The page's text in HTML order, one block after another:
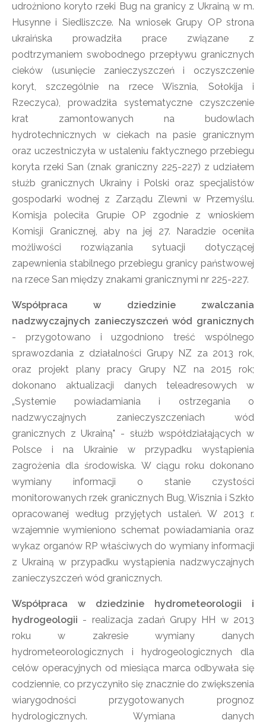
udrożniono koryto rzeki Bug na granicy z Ukrainą w m.
Husynne i Siedliszcze. Na wniosek Grupy OP strona
ukraińska prowadziła prace związane z
podtrzymaniem swobodnego przepływu granicznych
cieków (usunięcie zanieczyszczeń i oczyszczenie
koryt, szczególnie na rzece Wisznia, Sołokija i
Rzeczyca), prowadziła systematyczne czyszczenie
krat zamontowanych na budowlach
hydrotechnicznych w ciekach na pasie granicznym
oraz uczestniczyła w ustaleniu faktycznego przebiegu
koryta rzeki San (znak graniczny 225-227) z udziałem
służb granicznych Ukrainy i Polski oraz specjalistów
gospodarki wodnej z Zarządu Zlewni w Przemyślu.
Komisja poleciła Grupie OP zgodnie z wnioskiem
Komisji Granicznej, aby na jej 27. Naradzie oceniła
możliwości rozwiązania sytuacji dotyczącej
zapewnienia stabilnego przebiegu granicy państwowej
na rzece San między znakami granicznymi nr 225-227.
Współpraca w dziedzinie zwalczania
nadzwyczajnych zanieczyszczeń wód granicznych
- przygotowano i uzgodniono treść wspólnego
sprawozdania z działalności Grupy NZ za 2013 rok,
oraz projekt plany pracy Grupy NZ na 2015 rok;
dokonano aktualizacji danych teleadresowych w
„Systemie powiadamiania i ostrzegania o
nadzwyczajnych zanieczyszczeniach wód
granicznych z Ukrainą" - służb współdziałających w
Polsce i na Ukrainie w przypadku wystąpienia
zagrożenia dla środowiska. W ciągu roku dokonano
wymiany informacji o stanie czystości
monitorowanych rzek granicznych Bug, Wisznia i Szkło
opracowanej według przyjętych ustaleń. W 2013 r.
wzajemnie wymieniono schemat powiadamiania oraz
wykaz organów RP właściwych do wymiany informacji
z Ukrainą w przypadku wystąpienia nadzwyczajnych
zanieczyszczeń wód granicznych.
Współpraca w dziedzinie hydrometeorologii i
hydrogeologii - realizacja zadań Grupy HH w 2013
roku w zakresie wymiany danych
hydrometeorologicznych i hydrogeologicznych dla
celów operacyjnych od miesiąca marca odbywała się
codziennie, co przyczyniło się znacznie do zwiększenia
wiarygodności przygotowanych prognoz
hydrologicznych. Wymiana danych